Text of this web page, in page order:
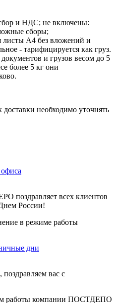
и НДС; не включены:
сборы;
листы А4 без вложений и
- тарифицируется как груз.
и грузов весом до 5
более 5 кг они
необходимо уточнять
поздравляет всех клиентов
России!
в режиме работы
дни
вас с
работы компании ПОСТДЕПО